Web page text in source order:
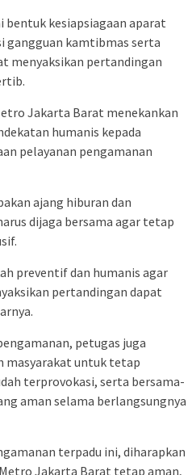
bentuk kesiapsiagaan aparat
gangguan kamtibmas serta
menyaksikan pertandingan
Jakarta Barat menekankan
humanis kepada
pelayanan pengamanan
ajang hiburan dan
dijaga bersama agar tetap
preventif dan humanis agar
pertandingan dapat
petugas juga
masyarakat untuk tetap
terprovokasi, serta bersama-
aman selama berlangsungnya
terpadu ini, diharapkan
Jakarta Barat tetap aman,